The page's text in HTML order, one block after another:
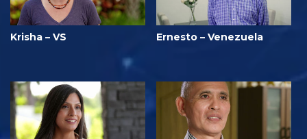
Krisha – VS Ernesto – Venezuela